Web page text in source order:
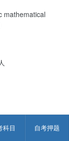
科目 自考押题